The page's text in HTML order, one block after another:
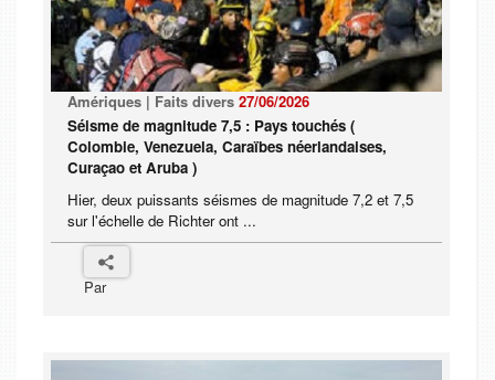
Amériques | Faits divers 27/06/2026
Séisme de magnitude 7,5 : Pays touchés (
Colombie, Venezuela, Caraïbes néerlandaises,
Curaçao et Aruba )
Hier, deux puissants séismes de magnitude 7,2 et 7,5
sur l'échelle de Richter ont ...
Par